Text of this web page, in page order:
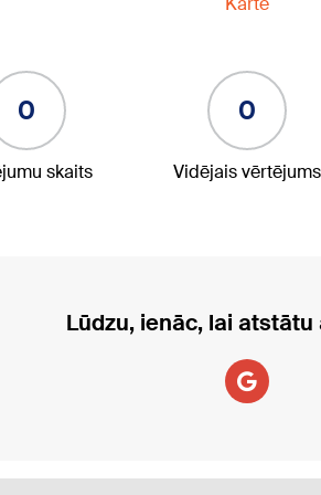
0
skaits
0
Vidējais vērtējums
Lūdzu, ienāc, lai